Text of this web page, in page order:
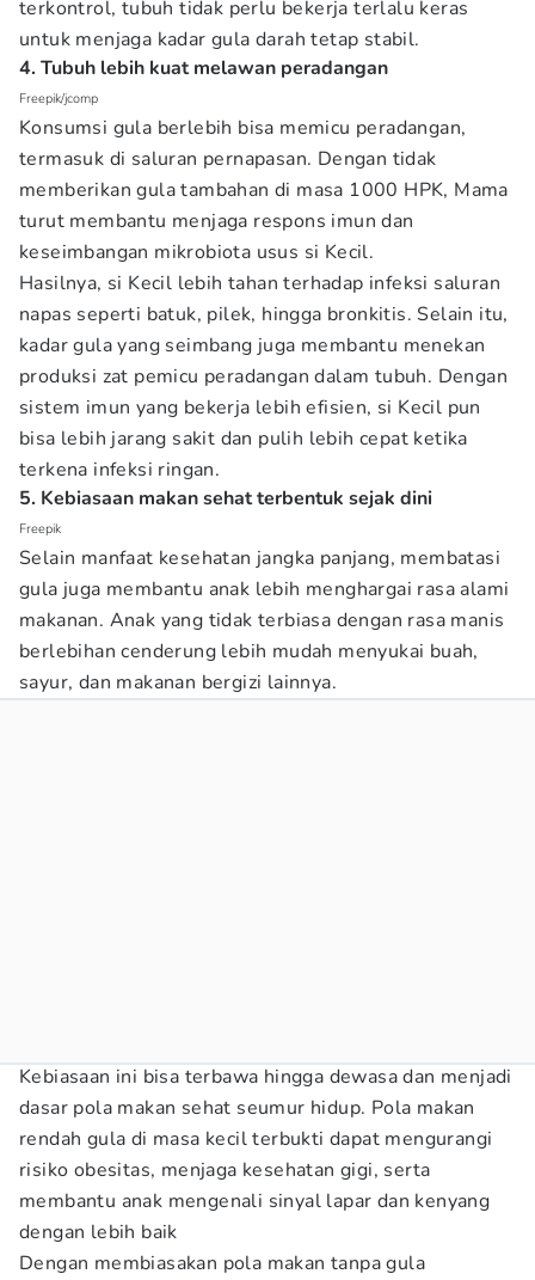
terkontrol, tubuh tidak perlu bekerja terlalu keras
untuk menjaga kadar gula darah tetap stabil.
4. Tubuh lebih kuat melawan peradangan
Freepik/jcomp
Konsumsi gula berlebih bisa memicu peradangan,
termasuk di saluran pernapasan. Dengan tidak
memberikan gula tambahan di masa 1000 HPK, Mama
turut membantu menjaga respons imun dan
keseimbangan mikrobiota usus si Kecil.
Hasilnya, si Kecil lebih tahan terhadap infeksi saluran
napas seperti batuk, pilek, hingga bronkitis. Selain itu,
kadar gula yang seimbang juga membantu menekan
produksi zat pemicu peradangan dalam tubuh. Dengan
sistem imun yang bekerja lebih efisien, si Kecil pun
bisa lebih jarang sakit dan pulih lebih cepat ketika
terkena infeksi ringan.
5. Kebiasaan makan sehat terbentuk sejak dini
Freepik
Selain manfaat kesehatan jangka panjang, membatasi
gula juga membantu anak lebih menghargai rasa alami
makanan. Anak yang tidak terbiasa dengan rasa manis
berlebihan cenderung lebih mudah menyukai buah,
sayur, dan makanan bergizi lainnya.
Kebiasaan ini bisa terbawa hingga dewasa dan menjadi
dasar pola makan sehat seumur hidup. Pola makan
rendah gula di masa kecil terbukti dapat mengurangi
risiko obesitas, menjaga kesehatan gigi, serta
membantu anak mengenali sinyal lapar dan kenyang
dengan lebih baik
Dengan membiasakan pola makan tanpa gula